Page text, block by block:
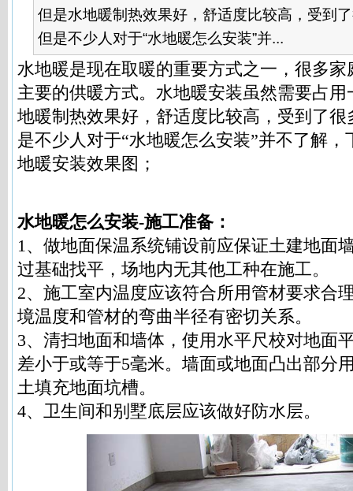
但是水地暖制热效果好，舒适度比较高，受到
但是不少人对于“水地暖怎么安装”并...
水地暖是现在取暖的重要方式之一，很多
主要的供暖方式。水地暖安装虽然需要占
地暖制热效果好，舒适度比较高，受到了
是不少人对于“水地暖怎么安装”并不了解
地暖安装效果图；
水地暖怎么安装-施工准备：
1、做地面保温系统铺设前应保证土建地面
过基础找平，场地内无其他工种在施工。
2、施工室内温度应该符合所用管材要求合
境温度和管材的弯曲半径有密切关系。
3、清扫地面和墙体，使用水平尺校对地面
差小于或等于5毫米。墙面或地面凸出部分
土填充地面坑槽。
4、卫生间和别墅底层应该做好防水层。